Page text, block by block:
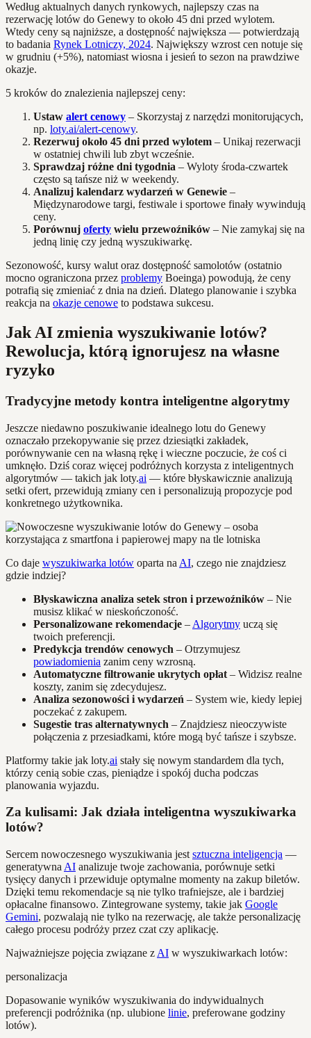
Według aktualnych danych rynkowych, najlepszy czas na
rezerwację lotów do Genewy to około 45 dni przed wylotem.
Wtedy ceny są najniższe, a dostępność największa — potwierdzają
to badania Rynek Lotniczy, 2024. Największy wzrost cen notuje się
w grudniu (+5%), natomiast wiosna i jesień to sezon na prawdziwe
okazje.
5 kroków do znalezienia najlepszej ceny:
Ustaw alert cenowy – Skorzystaj z narzędzi monitorujących,
np. loty.ai/alert-cenowy.
Rezerwuj około 45 dni przed wylotem – Unikaj rezerwacji
w ostatniej chwili lub zbyt wcześnie.
Sprawdzaj różne dni tygodnia – Wyloty środa-czwartek
często są tańsze niż w weekendy.
Analizuj kalendarz wydarzeń w Genewie –
Międzynarodowe targi, festiwale i sportowe finały wywindują
ceny.
Porównuj oferty wielu przewoźników – Nie zamykaj się na
jedną linię czy jedną wyszukiwarkę.
Sezonowość, kursy walut oraz dostępność samolotów (ostatnio
mocno ograniczona przez problemy Boeinga) powodują, że ceny
potrafią się zmieniać z dnia na dzień. Dlatego planowanie i szybka
reakcja na okazje cenowe to podstawa sukcesu.
Jak AI zmienia wyszukiwanie lotów?
Rewolucja, którą ignorujesz na własne
ryzyko
Tradycyjne metody kontra inteligentne algorytmy
Jeszcze niedawno poszukiwanie idealnego lotu do Genewy
oznaczało przekopywanie się przez dziesiątki zakładek,
porównywanie cen na własną rękę i wieczne poczucie, że coś ci
umknęło. Dziś coraz więcej podróżnych korzysta z inteligentnych
algorytmów — takich jak loty.ai — które błyskawicznie analizują
setki ofert, przewidują zmiany cen i personalizują propozycje pod
konkretnego użytkownika.
Co daje wyszukiwarka lotów oparta na AI, czego nie znajdziesz
gdzie indziej?
Błyskawiczna analiza setek stron i przewoźników – Nie
musisz klikać w nieskończoność.
Personalizowane rekomendacje – Algorytmy uczą się
twoich preferencji.
Predykcja trendów cenowych – Otrzymujesz
powiadomienia zanim ceny wzrosną.
Automatyczne filtrowanie ukrytych opłat – Widzisz realne
koszty, zanim się zdecydujesz.
Analiza sezonowości i wydarzeń – System wie, kiedy lepiej
poczekać z zakupem.
Sugestie tras alternatywnych – Znajdziesz nieoczywiste
połączenia z przesiadkami, które mogą być tańsze i szybsze.
Platformy takie jak loty.ai stały się nowym standardem dla tych,
którzy cenią sobie czas, pieniądze i spokój ducha podczas
planowania wyjazdu.
Za kulisami: Jak działa inteligentna wyszukiwarka
lotów?
Sercem nowoczesnego wyszukiwania jest sztuczna inteligencja —
generatywna AI analizuje twoje zachowania, porównuje setki
tysięcy danych i przewiduje optymalne momenty na zakup biletów.
Dzięki temu rekomendacje są nie tylko trafniejsze, ale i bardziej
opłacalne finansowo. Zintegrowane systemy, takie jak Google
Gemini, pozwalają nie tylko na rezerwację, ale także personalizację
całego procesu podróży przez czat czy aplikację.
Najważniejsze pojęcia związane z AI w wyszukiwarkach lotów:
personalizacja
Dopasowanie wyników wyszukiwania do indywidualnych
preferencji podróżnika (np. ulubione linie, preferowane godziny
lotów).